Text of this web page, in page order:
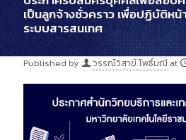
เป็นลูกจ้างชั่วคราว เพื่อปฏิบัติห
ระบบสารสนเทศ
Published by วรรณ์วิสาข์ โพธิ์มณี at